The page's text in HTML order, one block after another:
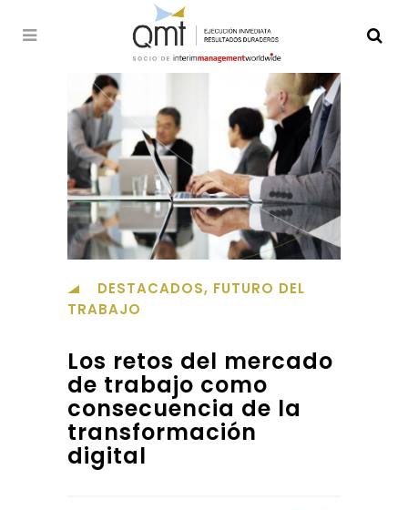
DESTACADOS, FUTURO DEL
TRABAJO
Los retos del mercado
de trabajo como
consecuencia de la
transformación
digital